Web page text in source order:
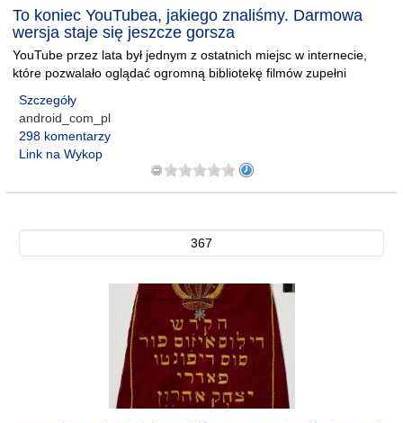
To koniec YouTubea, jakiego znaliśmy. Darmowa
wersja staje się jeszcze gorsza
YouTube przez lata był jednym z ostatnich miejsc w internecie,
które pozwalało oglądać ogromną bibliotekę filmów zupełni
Szczegóły
android_com_pl
298 komentarzy
Link na Wykop
367